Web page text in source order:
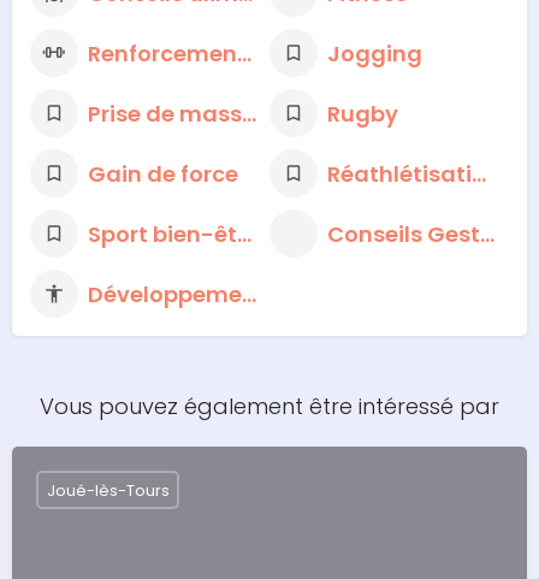
Renforcement musculaire
Jogging
Prise de masse et sèche
Rugby
Gain de force
Réathlétisation fonctionnelle
Sport bien-être
Conseils Gestion du Stress
Développement personnel
Vous pouvez également être intéressé par
Joué-lès-Tours